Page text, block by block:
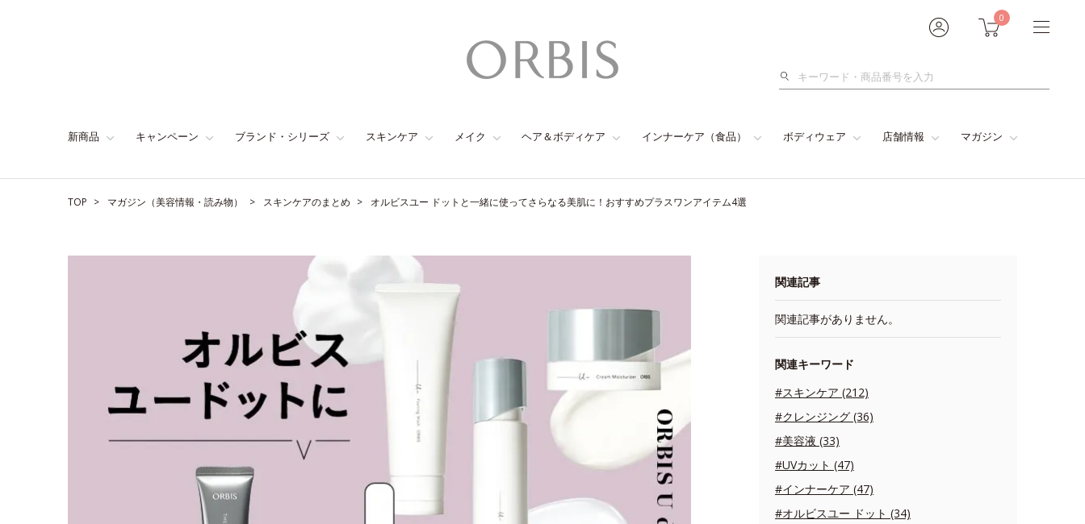
0
検
新商品 キャンペーン ブランド・シリーズ スキンケア メイク ヘア＆ボディケア インナーケア（食品） ボディウェア 店舗情報 マガジン
TOP マガジン（美容情報・読み物） スキンケアのまとめ オルビスユー ドットと一緒に使ってさらなる美肌に！おすすめプラスワンアイテム4選
関連記事
関連記事がありません。
関連キーワード
#スキンケア (212)
#クレンジング (36)
#美容液 (33)
#UVカット (47)
#インナーケア (47)
#オルビスユー ドット (34)